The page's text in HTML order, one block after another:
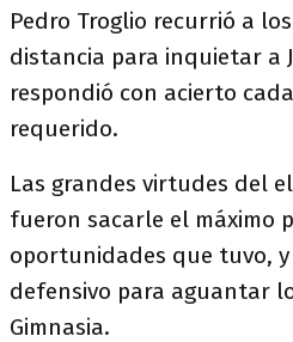
Pedro Troglio recurrió a
distancia para inquietar a
respondió con acierto
requerido.
Las grandes virtudes del
fueron sacarle el máximo
oportunidades que tuvo,
defensivo para aguantar
Gimnasia.